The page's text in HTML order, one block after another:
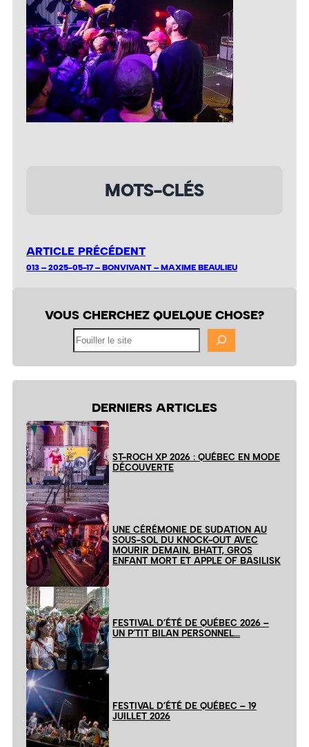
MOTS-CLÉS
ARTICLE PRÉCÉDENT
013 – 2025-05-17 – BONVIVANT – MAXIME BEAULIEU
VOUS CHERCHEZ QUELQUE CHOSE?
DERNIERS ARTICLES
ST-ROCH XP 2026 : QUÉBEC EN MODE
DÉCOUVERTE
UNE CÉRÉMONIE DE SUDATION AU
SOUS-SOL DU KNOCK-OUT AVEC
MOURIR DEMAIN, BHATT, GROS
ENFANT MORT ET APPLE OF BASILISK
FESTIVAL D’ÉTÉ DE QUÉBEC 2026 –
UN P’TIT BILAN PERSONNEL…
FESTIVAL D’ÉTÉ DE QUÉBEC – 19
JUILLET 2026